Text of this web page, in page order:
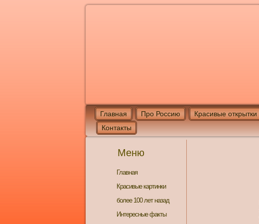
Главная Про Россию Красивые открытки
Контакты
Меню
Главная
Красивые картинки
более 100 лет назад
Интересные факты